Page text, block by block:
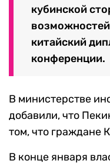
кубинской
китайский
конференции.
В министерстве
добавили, что
том, что граждане
В конце января